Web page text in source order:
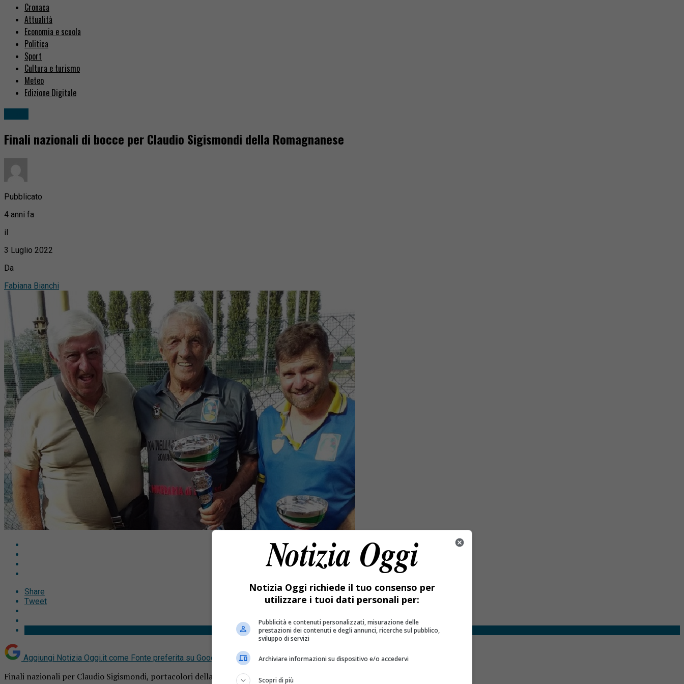
Cronaca
Attualità
Economia e scuola
Politica
Sport
Cultura e turismo
Meteo
Edizione Digitale
Finali nazionali di bocce per Claudio Sigismondi della Romagnanese
Pubblicato
4 anni fa
il
3 Luglio 2022
Da
Fabiana Bianchi
Share
Tweet
Aggiungi Notizia Oggi.it come Fonte preferita su Google
Finali nazionali per Claudio Sigismondi, portacolori della Ub Romagnanese.
Notizia Oggi richiede il tuo consenso per
utilizzare i tuoi dati personali per:
Pubblicità e contenuti personalizzati, misurazione delle
prestazioni dei contenuti e degli annunci, ricerche sul pubblico,
sviluppo di servizi
Archiviare informazioni su dispositivo e/o accedervi
Scopri di più